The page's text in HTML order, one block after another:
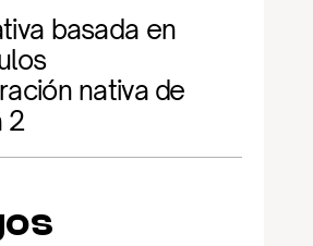
basada en
nativa de
2